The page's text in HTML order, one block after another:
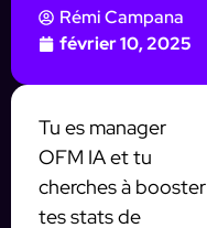
Rémi Campana
février 10, 2025
Tu es manager
OFM IA et tu
cherches à booster
tes stats de